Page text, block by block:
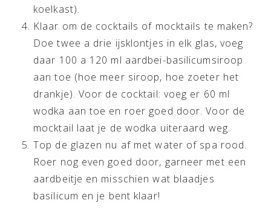
koelkast).
Klaar om de cocktails of mocktails te maken?
Doe twee a drie ijsklontjes in elk glas, voeg
daar 100 a 120 ml aardbei-basilicumsiroop
aan toe (hoe meer siroop, hoe zoeter het
drankje). Voor de cocktail: voeg er 60 ml
wodka aan toe en roer goed door. Voor de
mocktail laat je de wodka uiteraard weg.
Top de glazen nu af met water of spa rood.
Roer nog even goed door, garneer met een
aardbeitje en misschien wat blaadjes
basilicum en je bent klaar!